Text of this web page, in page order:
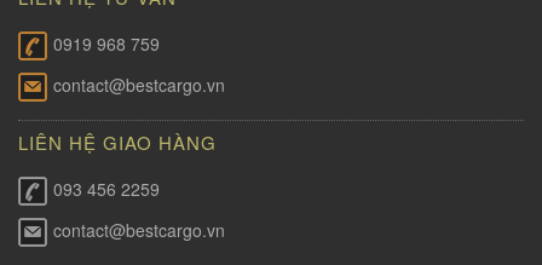
0919 968 759
contact@bestcargo.vn
LIÊN HỆ GIAO HÀNG
093 456 2259
contact@bestcargo.vn